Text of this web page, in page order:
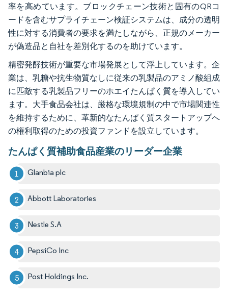
率を高めています。ブロックチェーン技術と固有のQRコ
ードを含むサプライチェーン検証システムは、成分の透明
性に対する消費者の要求を満たしながら、正規のメーカー
が偽造品と自社を差別化するのを助けています。
精密発酵技術が重要な市場発展として浮上しています。企
業は、乳糖や抗生物質なしに従来の乳製品のアミノ酸組成
に匹敵する乳製品フリーのホエイたんぱく質を導入してい
ます。大手食品会社は、厳格な環境規制の中で市場関連性
を維持するために、革新的なたんぱく質スタートアップへ
の権利取得のための投資ファンドを設立しています。
たんぱく質補助食品産業のリーダー企業
Glanbia plc
Abbott Laboratories
Nestle S.A
PepsiCo Inc
Post Holdings Inc.